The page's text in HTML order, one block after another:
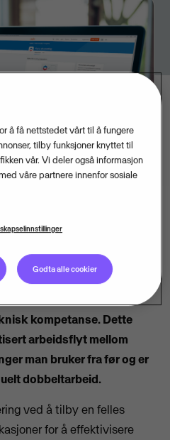
1500 applikasjoner som
av brukeren selv, uten
kompetanse. Dette
arbeidsflyt mellom
man bruker fra før og er
dobbeltarbeid.
ved å tilby en felles
for å effektivisere
å få nettstedet vårt til å fungere
tilby funksjoner knyttet til
vår. Vi deler også informasjon
våre partnere innenfor sosiale
Godta alle cookier